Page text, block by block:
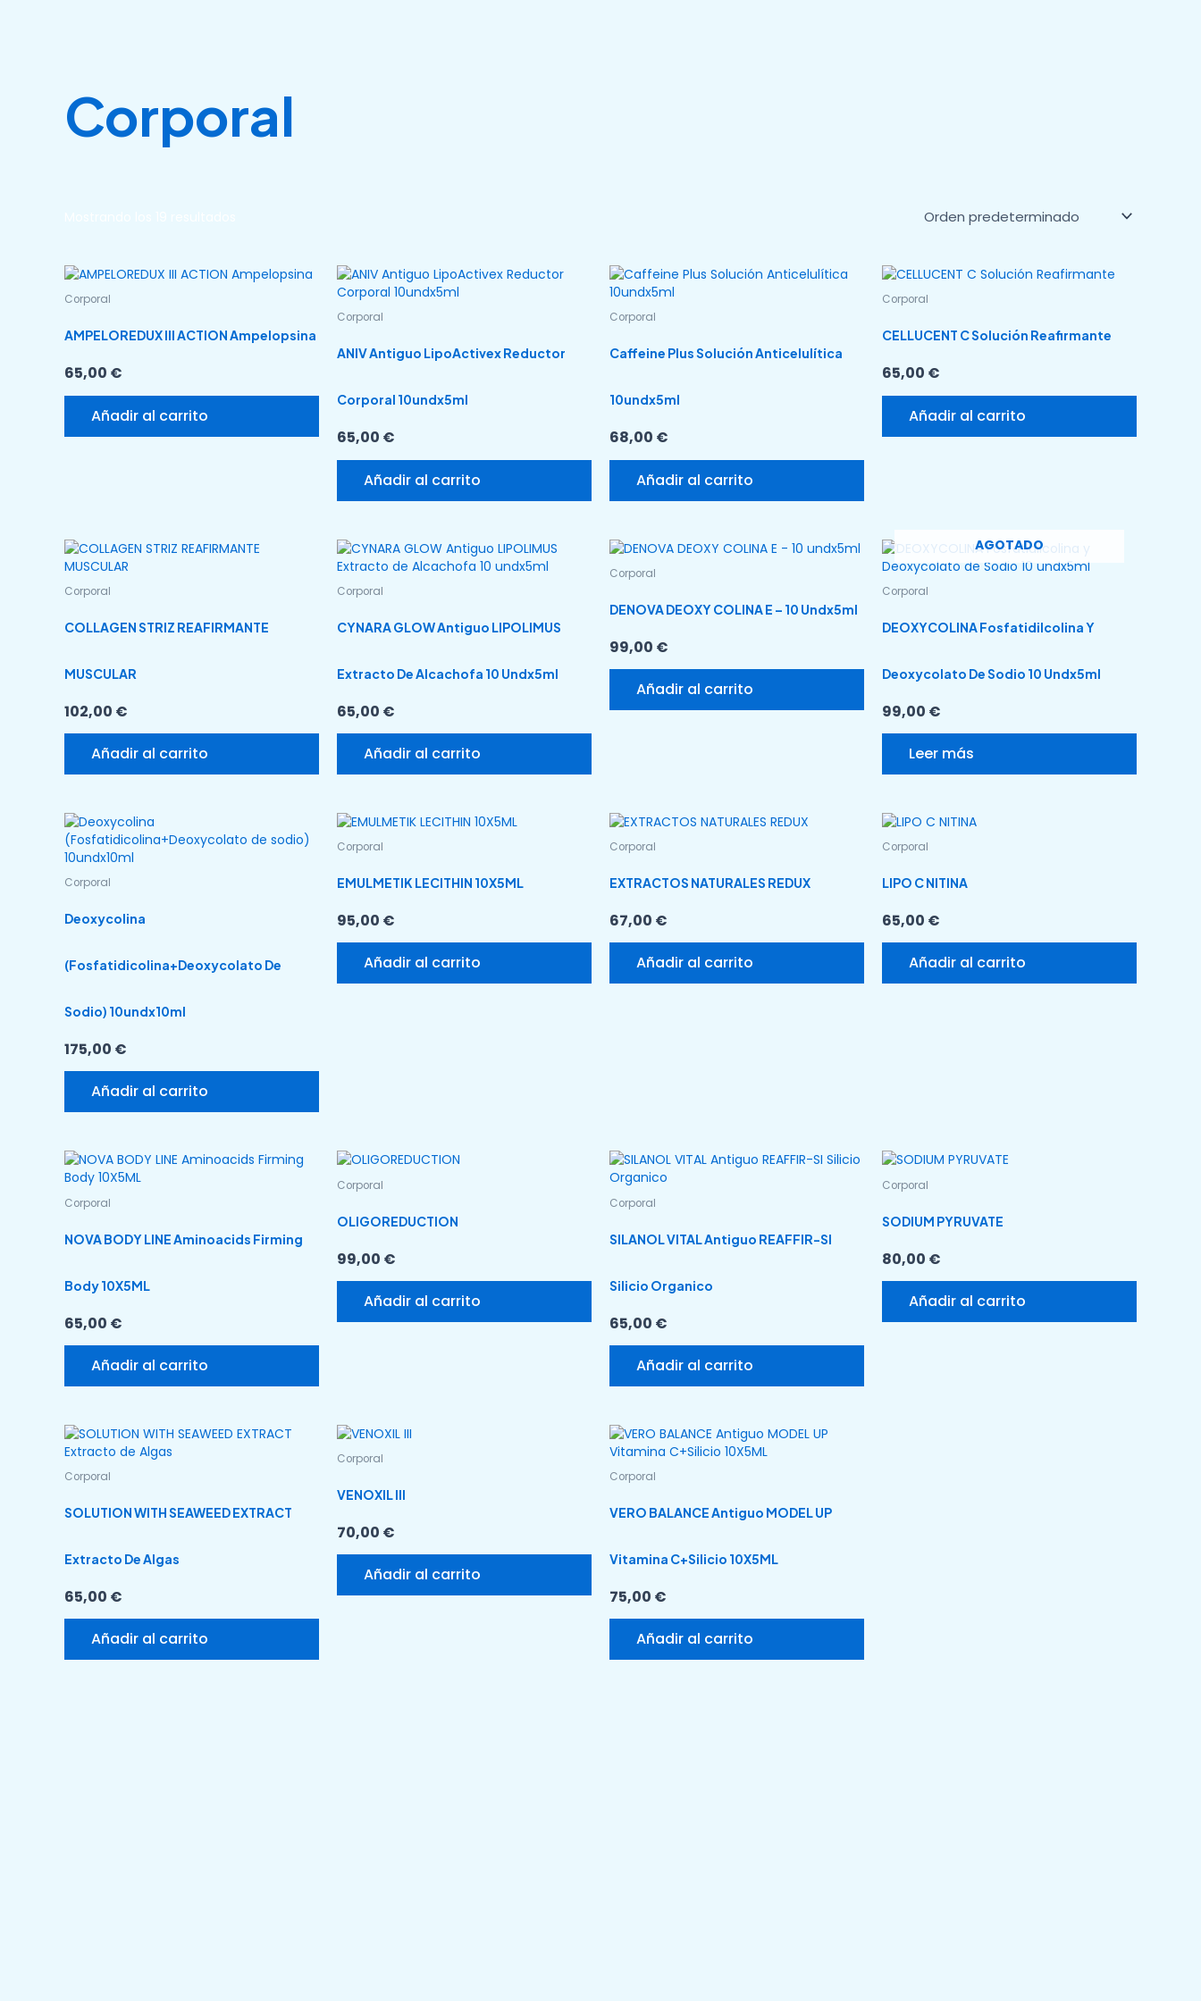
Corporal
Corporal
AMPELOREDUX III ACTION Ampelopsina
65,00 €
Añadir al carrito
Corporal
ANIV Antiguo LipoActivex Reductor
Corporal 10undx5ml
65,00 €
Añadir al carrito
Corporal
Caffeine Plus Solución Anticelulítica
10undx5ml
68,00 €
Añadir al carrito
Corporal
CELLUCENT C Solución Reafirmante
65,00 €
Añadir al carrito
Corporal
COLLAGEN STRIZ REAFIRMANTE
MUSCULAR
102,00 €
Añadir al carrito
Corporal
CYNARA GLOW Antiguo LIPOLIMUS
Extracto De Alcachofa 10 Undx5ml
65,00 €
Añadir al carrito
Corporal
DENOVA DEOXY COLINA E – 10 Undx5ml
99,00 €
Añadir al carrito
AGOTADO
Corporal
DEOXYCOLINA Fosfatidilcolina Y
Deoxycolato De Sodio 10 Undx5ml
99,00 €
Leer más
Corporal
Deoxycolina
(Fosfatidicolina+Deoxycolato De
Sodio) 10undx10ml
175,00 €
Añadir al carrito
Corporal
EMULMETIK LECITHIN 10X5ML
95,00 €
Añadir al carrito
Corporal
EXTRACTOS NATURALES REDUX
67,00 €
Añadir al carrito
Corporal
LIPO C NITINA
65,00 €
Añadir al carrito
Corporal
NOVA BODY LINE Aminoacids Firming
Body 10X5ML
65,00 €
Añadir al carrito
Corporal
OLIGOREDUCTION
99,00 €
Añadir al carrito
Corporal
SILANOL VITAL Antiguo REAFFIR-SI
Silicio Organico
65,00 €
Añadir al carrito
Corporal
SODIUM PYRUVATE
80,00 €
Añadir al carrito
Corporal
SOLUTION WITH SEAWEED EXTRACT
Extracto De Algas
65,00 €
Añadir al carrito
Corporal
VENOXIL III
70,00 €
Añadir al carrito
Corporal
VERO BALANCE Antiguo MODEL UP
Vitamina C+Silicio 10X5ML
75,00 €
Añadir al carrito